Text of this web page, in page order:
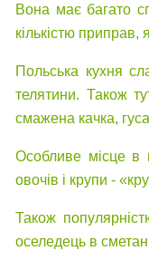
Вона має багато
кількістю
Польська кухня
телятини. Також
смажена качка,
Особливе місце в
овочів і крупи -
Також
оселедець в